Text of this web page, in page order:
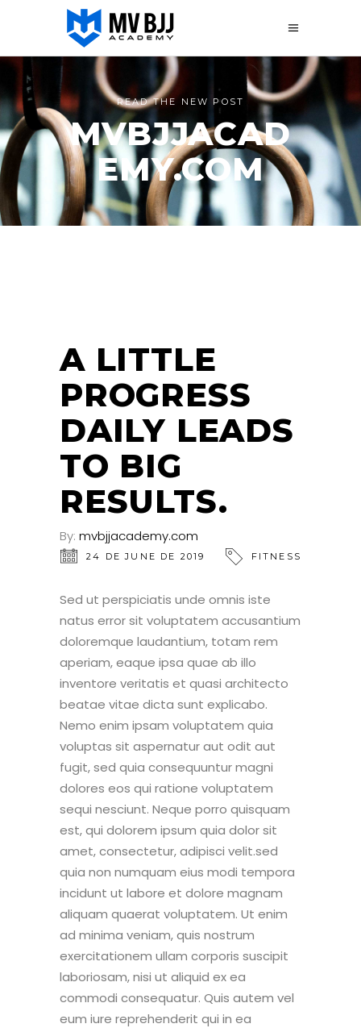
READ THE NEW POST
MVBJJACAD
EMY.COM
A LITTLE
PROGRESS
DAILY LEADS
TO BIG
RESULTS.
By: mvbjjacademy.com
24 DE JUNE DE 2019 FITNESS
Sed ut perspiciatis unde omnis iste
natus error sit voluptatem accusantium
doloremque laudantium, totam rem
aperiam, eaque ipsa quae ab illo
inventore veritatis et quasi architecto
beatae vitae dicta sunt explicabo.
Nemo enim ipsam voluptatem quia
voluptas sit aspernatur aut odit aut
fugit, sed quia consequuntur magni
dolores eos qui ratione voluptatem
sequi nesciunt. Neque porro quisquam
est, qui dolorem ipsum quia dolor sit
amet, consectetur, adipisci velit.sed
quia non numquam eius modi tempora
incidunt ut labore et dolore magnam
aliquam quaerat voluptatem. Ut enim
ad minima veniam, quis nostrum
exercitationem ullam corporis suscipit
laboriosam, nisi ut aliquid ex ea
commodi consequatur. Quis autem vel
eum iure reprehenderit qui in ea